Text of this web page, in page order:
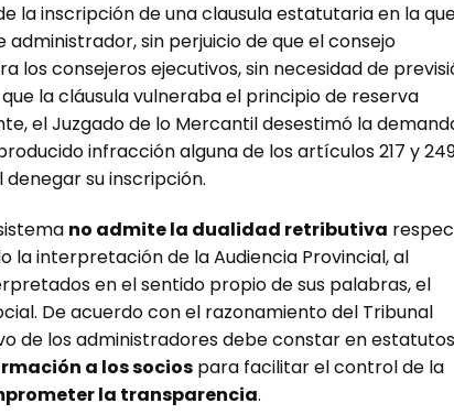
la inscripción de una clausula estatutaria en la
sin perjuicio de que el consejo
los consejeros ejecutivos, sin necesidad de
la cláusula vulneraba el principio de reserva
el Juzgado de lo Mercantil desestimó la
infracción alguna de los artículos 217 y
denegar su inscripción.
no admite la dualidad retributiva
la interpretación de la Audiencia Provincial, al
en el sentido propio de sus palabras, el
De acuerdo con el razonamiento del Tribunal
de los administradores debe constar en estatutos
a los socios para facilitar el control de la
la transparencia.